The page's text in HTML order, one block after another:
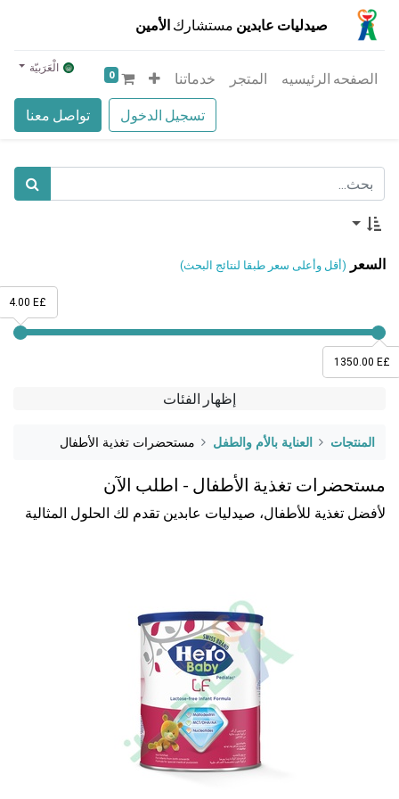
صيدليات عابدين مستشارك الأمين
تسجيل الدخول تواصل معنا
الصفحه الرئيسيه المتجر خدماتنا 0 الْعَرَبيّة
إظهار الفئات
السعر (أقل وأعلى سعر طبقا لنتائج البحث)
1350.00 E£
4.00 E£
المنتجات العناية بالأم والطفل مستحضرات تغذية الأطفال
مستحضرات تغذية الأطفال - اطلب الآن
لأفضل تغذية للأطفال، صيدليات عابدين تقدم لك الحلول المثالية